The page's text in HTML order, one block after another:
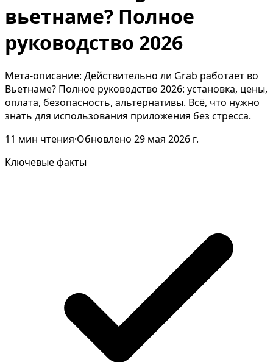
вьетнаме? Полное
руководство 2026
Мета-описание: Действительно ли Grab работает во
Вьетнаме? Полное руководство 2026: установка, цены,
оплата, безопасность, альтернативы. Всё, что нужно
знать для использования приложения без стресса.
11 мин чтения·Обновлено 29 мая 2026 г.
Ключевые факты